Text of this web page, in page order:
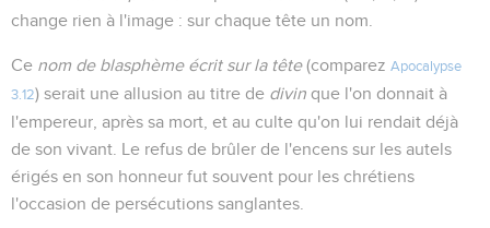
change rien à l'image : sur chaque tête un nom.
Ce nom de blasphème écrit sur la tête(comparez Apocalypse
3.12) serait une allusion au titre de divin que l'on donnait à
l'empereur, après sa mort, et au culte qu'on lui rendait déjà
de son vivant. Le refus de brûler de l'encens sur les autels
érigés en son honneur fut souvent pour les chrétiens
l'occasion de persécutions sanglantes.